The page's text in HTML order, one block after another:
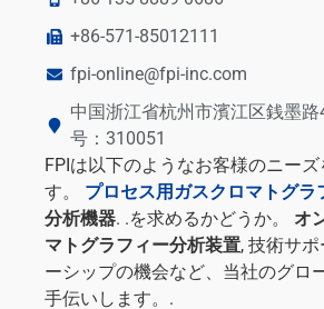
+86-571-85012111
fpi-online@fpi-inc.com
中国浙江省杭州市濱江区銭墨
号：310051
FPIは以下のようなお客様のニーズ
す。 プロセス用ガスクロマトグラ
分析機器. .を求めるかどうか。 オ
マトグラフィー分析装置, 技術サ
ーシップの機会など、当社のグロ
手伝いします。.